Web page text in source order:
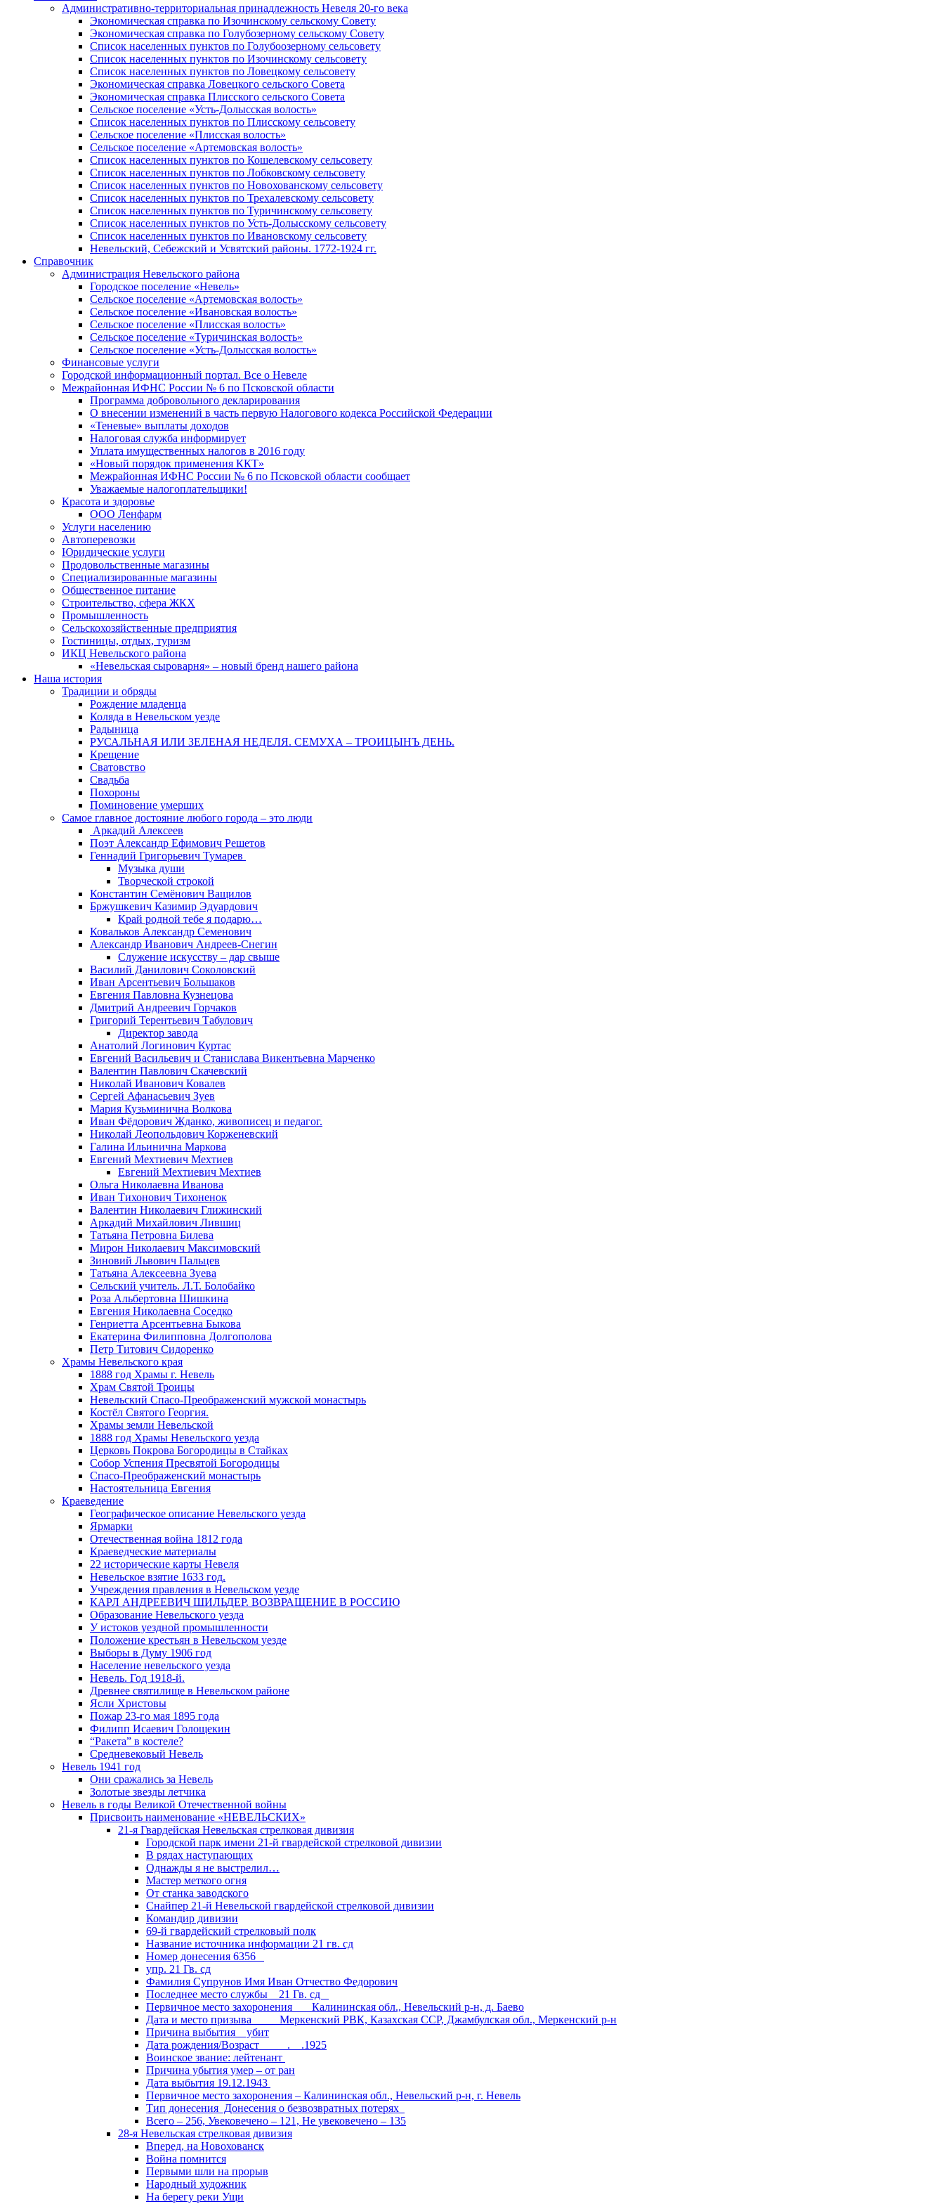
Административно-территориальная принадлежность Невеля 20-го века
Экономическая справка по Изочинскому сельскому Совету
Экономическая справка по Голубозерному сельскому Совету
Список населенных пунктов по Голубоозерному сельсовету
Список населенных пунктов по Изочинскому сельсовету
Список населенных пунктов по Ловецкому сельсовету
Экономическая справка Ловецкого сельского Совета
Экономическая справка Плисского сельского Совета
Сельское поселение «Усть-Долысская волость»
Список населенных пунктов по Плисскому сельсовету
Сельское поселение «Плисская волость»
Сельское поселение «Артемовская волость»
Список населенных пунктов по Кошелевскому сельсовету
Список населенных пунктов по Лобковскому сельсовету
Список населенных пунктов по Новохованскому сельсовету
Список населенных пунктов по Трехалевскому сельсовету
Список населенных пунктов по Туричинскому сельсовету
Список населенных пунктов по Усть-Долысскому сельсовету
Список населенных пунктов по Ивановскому сельсовету
Невельский, Себежский и Усвятский районы. 1772-1924 гг.
Справочник
Администрация Невельского района
Городское поселение «Невель»
Сельское поселение «Артемовская волость»
Сельское поселение «Ивановская волость»
Сельское поселение «Плисская волость»
Сельское поселение «Туричинская волость»
Сельское поселение «Усть-Долысская волость»
Финансовые услуги
Городской информационный портал. Все о Невеле
Межрайонная ИФНС России № 6 по Псковской области
Программа добровольного декларирования
О внесении изменений в часть первую Налогового кодекса Российской Федерации
«Теневые» выплаты доходов
Налоговая служба информирует
Уплата имущественных налогов в 2016 году
«Новый порядок применения ККТ»
Межрайонная ИФНС России № 6 по Псковской области сообщает
Уважаемые налогоплательщики!
Красота и здоровье
ООО Ленфарм
Услуги населению
Автоперевозки
Юридические услуги
Продовольственные магазины
Специализированные магазины
Общественное питание
Строительство, сфера ЖКХ
Промышленность
Сельскохозяйственные предприятия
Гостиницы, отдых, туризм
ИКЦ Невельского района
«Невельская сыроварня» – новый бренд нашего района
Наша история
Традиции и обряды
Рождение младенца
Коляда в Невельском уезде
Радыница
РУСАЛЬНАЯ ИЛИ ЗЕЛЕНАЯ НЕДЕЛЯ. СЕМУХА – ТРОИЦЫНЪ ДЕНЬ.
Крещение
Сватовство
Свадьба
Похороны
Поминовение умерших
Самое главное достояние любого города – это люди
Аркадий Алексеев
Поэт Александр Ефимович Решетов
Геннадий Григорьевич Тумарев
Музыка души
Творческой строкой
Константин Семёнович Ващилов
Бржушкевич Казимир Эдуардович
Край родной тебе я подарю…
Ковальков Александр Семенович
Александр Иванович Андреев-Снегин
Служение искусству – дар свыше
Василий Данилович Соколовский
Иван Арсентьевич Большаков
Евгения Павловна Кузнецова
Дмитрий Андреевич Горчаков
Григорий Терентьевич Табулович
Директор завода
Анатолий Логинович Куртас
Евгений Васильевич и Станислава Викентьевна Марченко
Валентин Павлович Скачевский
Николай Иванович Ковалев
Сергей Афанасьевич Зуев
Мария Кузьминична Волкова
Иван Фёдорович Жданко, живописец и педагог.
Николай Леопольдович Корженевский
Галина Ильинична Маркова
Евгений Мехтиевич Мехтиев
Евгений Мехтиевич Мехтиев
Ольга Николаевна Иванова
Иван Тихонович Тихоненок
Валентин Николаевич Глижинский
Аркадий Михайлович Лившиц
Татьяна Петровна Билева
Мирон Николаевич Максимовский
Зиновий Львович Пальцев
Татьяна Алексеевна Зуева
Сельский учитель. Л.Т. Болобайко
Роза Альбертовна Шишкина
Евгения Николаевна Соседко
Генриетта Арсентьевна Быкова
Екатерина Филипповна Долгополова
Петр Титович Сидоренко
Храмы Невельского края
1888 год Храмы г. Невель
Храм Святой Троицы
Невельский Спасо-Преображенский мужской монастырь
Костёл Святого Георгия.
Храмы земли Невельской
1888 год Храмы Невельского уезда
Церковь Покрова Богородицы в Стайках
Собор Успения Пресвятой Богородицы
Спасо-Преображенский монастырь
Настоятельница Евгения
Краеведение
Географическое описание Невельского уезда
Ярмарки
Отечественная война 1812 года
Краеведческие материалы
22 исторические карты Невеля
Невельское взятие 1633 год.
Учреждения правления в Невельском уезде
КАРЛ АНДРЕЕВИЧ ШИЛЬДЕР. ВОЗВРАЩЕНИЕ В РОССИЮ
Образование Невельского уезда
У истоков уездной промышленности
Положение крестьян в Невельском уезде
Выборы в Думу 1906 год
Население невельского уезда
Невель. Год 1918-й.
Древнее святилище в Невельском районе
Ясли Христовы
Пожар 23-го мая 1895 года
Филипп Исаевич Голощекин
“Ракета” в костеле?
Средневековый Невель
Невель 1941 год
Они сражались за Невель
Золотые звезды летчика
Невель в годы Великой Отечественной войны
Присвоить наименование «НЕВЕЛЬСКИХ»
21-я Гвардейская Невельская стрелковая дивизия
Городской парк имени 21-й гвардейской стрелковой дивизии
В рядах наступающих
Однажды я не выстрелил…
Мастер меткого огня
От станка заводского
Снайпер 21-й Невельской гвардейской стрелковой дивизии
Командир дивизии
69-й гвардейский стрелковый полк
Название источника информации 21 гв. сд
Номер донесения 6356
упр. 21 Гв. сд
Фамилия Супрунов Имя Иван Отчество Федорович
Последнее место службы 21 Гв. сд
Первичное место захоронения Калининская обл., Невельский р-н, д. Баево
Дата и место призыва Меркенский РВК, Казахская ССР, Джамбулская обл., Меркенский р-н
Причина выбытия убит
Дата рождения/Возраст __.__.1925
Воинское звание: лейтенант
Причина убытия умер – от ран
Дата выбытия 19.12.1943
Первичное место захоронения – Калининская обл., Невельский р-н, г. Невель
Тип донесения Донесения о безвозвратных потерях
Всего – 256, Увековечено – 121, Не увековечено – 135
28-я Невельская стрелковая дивизия
Вперед, на Новохованск
Война помнится
Первыми шли на прорыв
Народный художник
На берегу реки Ущи